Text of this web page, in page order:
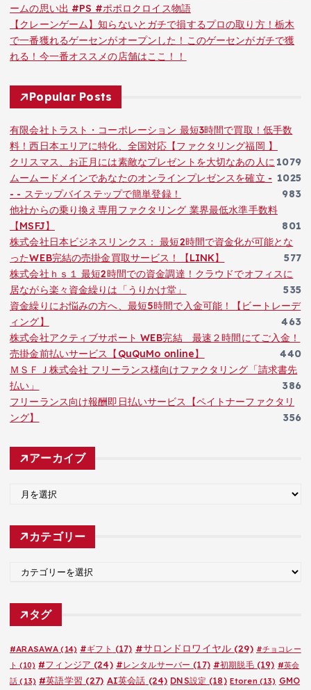
ームの思い出 #PS #ポポロクロイス物語
【クレーンゲーム】知らないとガチで損するプロの取り方！栃木
で一番獲れるゲーセンがオープンした！このゲーセンがガチで獲
れる！今一番オススメの店舗はここ！！
Popular Posts
有限会社トラスト・コーポレーション 最短3時間で買取！低手数
料！西日本エリアに特化、全国対応【ファクタリング福岡 】
1079
クリスマス、お正月には素敵なプレゼントを大切なあの人に
1025
ムームードメインであなたのオンラインプレゼンスを確立 -
- - ステップバイステップで簡単登録！
983
他社からの乗り換え専用ファクタリング 業界最低水準手数料
【MSFJ】
801
株式会社日本ビジネスリンクス： 最短2時間で資金化が可能とな
ったWEB完結の売掛金買取サービス！【LINK】
577
株式会社ｈｓ１ 最短2時間での資金調達！クラウドでオフィスに
居ながら楽々資金繰りは「うりかけ堂」
535
資金繰りにお悩みの方へ、最短5時間で入金可能！【ビートレーデ
ィング】
463
株式会社アクティブサポート WEB完結 最速２時間にてご入金！
売掛金前払いサービス【QuQuMo online】
440
ＭＳＦＪ株式会社 フリーランス様向けファクタリング「請求書先
払い」
386
フリーランス向け報酬即日払いサービス【ペイトナーファクタリ
ング】
356
アーカイブ
カ
カテゴリー
ゴ
タグ
#ARASAWA (14) #ギフト (17) #サロンドロワイヤル(29) #チョコレー
ト (10) #フィンジア (24) #レンタルサーバー (17) #初期脱毛(19) #英会
話 (13) #英語学習 (27) AI英会話 (24) DNS設定 (18) Etoren(13) GMO